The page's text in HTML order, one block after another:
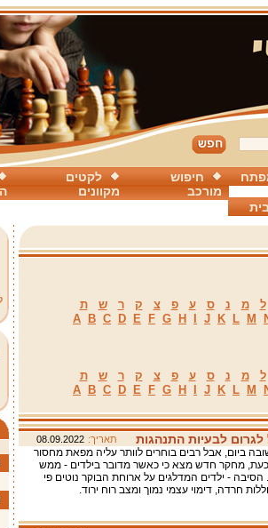
לקטים
מקוונים
חיפוש
מורכב
ל מ נ ס ע פ צ ק ר ש
ת
A
B C D E F G H J K L M
ל מ נ ס ע פ צ ק ר ש
ת
A
B C D E F G H J K L M
לבעיות התנהגות תאריך: 08.09.2022
ביום, אבל רבים בוחרים לוותר עליה מפאת מחסור
כעת, מחקר חדש מצא כי כאשר מדובר בילדים - ממש
- ילדים המדלגים על ארוחת הבוקר נוטים פי
חרדה, דימוי עצמי נמוך ומצב רוח ירוד.